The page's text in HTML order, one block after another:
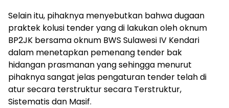
Selain itu, pihaknya menyebutkan bahwa dugaan
praktek kolusi tender yang di lakukan oleh oknum
BP2JK bersama oknum BWS Sulawesi IV Kendari
dalam menetapkan pemenang tender bak
hidangan prasmanan yang sehingga menurut
pihaknya sangat jelas pengaturan tender telah di
atur secara terstruktur secara Terstruktur,
Sistematis dan Masif.